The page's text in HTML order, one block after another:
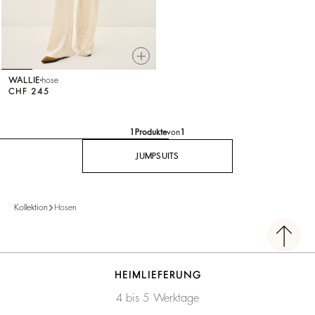
WALLIE hose
CHF 245
1 Produktevon1
JUMPSUITS
Kollektion Hosen
HEIMLIEFERUNG
4 bis 5 Werktage